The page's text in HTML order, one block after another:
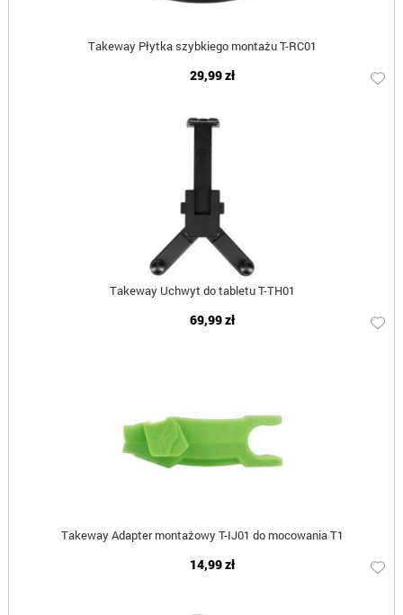
Takeway Płytka szybkiego montażu T-RC01
29,99 zł
Takeway Uchwyt do tabletu T-TH01
69,99 zł
Takeway Adapter montażowy T-IJ01 do mocowania T1
14,99 zł